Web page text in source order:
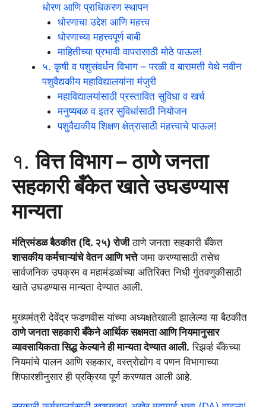
धोरण आणि प्राधिकरण स्थापन
धोरणाचा उद्देश आणि महत्त्व
धोरणाच्या महत्त्वपूर्ण बाबी
माहितीच्या प्रभावी वापरासाठी मोठे पाऊल!
५. कृषी व पशुसंवर्धन विभाग – परळी व बारामती येथे नवीन
पशुवैद्यकीय महाविद्यालयांना मंजुरी
महाविद्यालयांसाठी प्रस्तावित सुविधा व खर्च
मनुष्यबळ व इतर सुविधांसाठी नियोजन
पशुवैद्यकीय शिक्षण क्षेत्रासाठी महत्त्वाचे पाऊल!
१.वित्त विभाग – ठाणे जनता
सहकारी बँकेत खाते उघडण्यास
मान्यता
मंत्रिमंडळ बैठकीत (दि. २५) रोजीठाणे जनता सहकारी बँकेत
शासकीय कर्मचाऱ्यांचे वेतन आणि भत्तेजमा करण्यासाठी तसेच
सार्वजनिक उपक्रम व महामंडळांच्या अतिरिक्त निधी गुंतवणुकीसाठी
खाते उघडण्यास मान्यता देण्यात आली.
मुख्यमंत्री देवेंद्र फडणवीस यांच्या अध्यक्षतेखाली झालेल्या या बैठकीत
ठाणे जनता सहकारी बँकेने आर्थिक सक्षमता आणि नियमानुसार
व्यावसायिकता सिद्ध केल्याने ही मान्यता देण्यात आली. रिझर्व्ह बँकेच्या
नियमांचे पालन आणि सहकार, वस्त्रोद्योग व पणन विभागाच्या
शिफारशीनुसार ही प्रक्रिया पूर्ण करण्यात आली आहे.